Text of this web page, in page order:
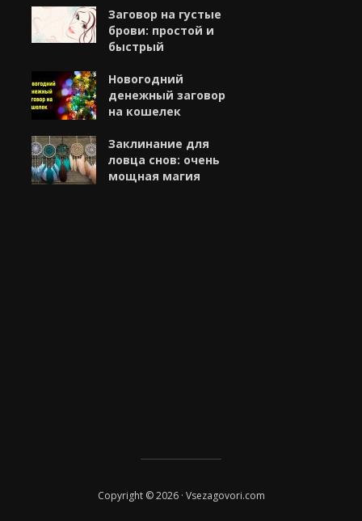
Заговор на густые
брови: простой и
быстрый
Новогодний
денежный заговор
на кошелек
Заклинание для
ловца снов: очень
мощная магия
Copyright © 2026 · Vsezagovori.com